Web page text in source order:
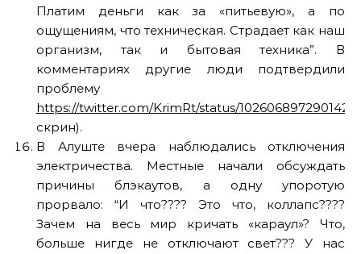
Платим деньги как за «питьевую», а по
ощущениям, что техническая. Страдает как наш
организм, так и бытовая техника”. В
комментариях другие люди подтвердили
проблему
https://twitter.com/KrimRt/status/
скрин).
В Алуште вчера наблюдались отключения
электричества. Местные начали обсуждать
причины блэкаутов, а одну упоротую
прорвало: “И что???? Это что, коллапс????
Зачем на весь мир кричать «караул»? Что,
больше нигде не отключают свет??? У нас